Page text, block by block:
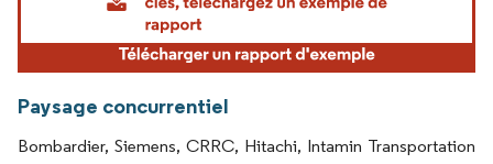
Paysage concurrentiel
Bombardier, Siemens, CRRC, Hitachi, Intamin Transportation